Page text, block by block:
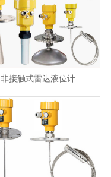
非接触式雷达液位计